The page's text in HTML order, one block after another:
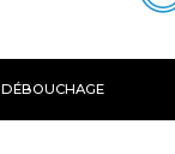
DÉBOUCHAGE